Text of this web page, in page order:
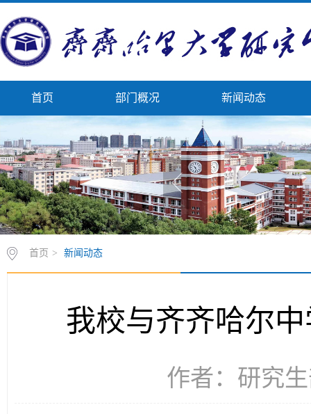
首页 部门概况 新闻动态
首页 > 新闻动态
我校与齐齐哈尔
作者：研究